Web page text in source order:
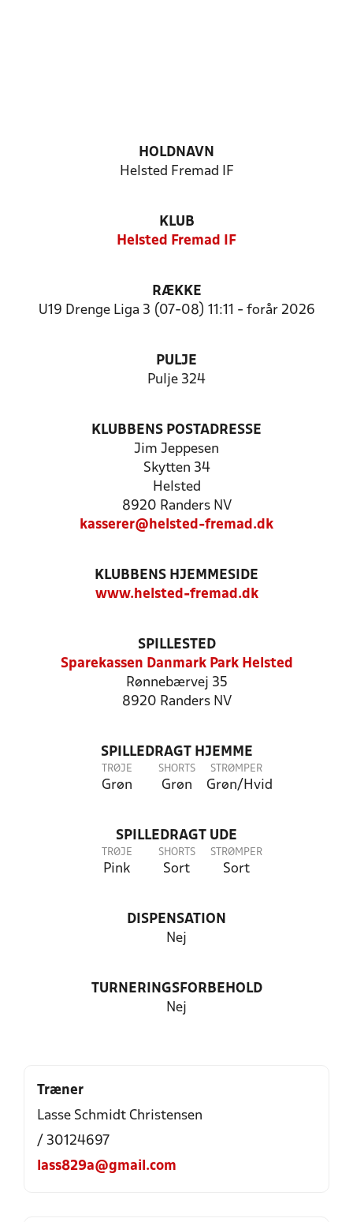
HOLDNAVN
Helsted Fremad IF
KLUB
Helsted Fremad IF
RÆKKE
U19 Drenge Liga 3 (07-08) 11:11 - forår 2026
PULJE
Pulje 324
KLUBBENS POSTADRESSE
Jim Jeppesen
Skytten 34
Helsted
8920 Randers NV
kasserer@helsted-fremad.dk
KLUBBENS HJEMMESIDE
www.helsted-fremad.dk
SPILLESTED
Sparekassen Danmark Park Helsted
Rønnebærvej 35
8920 Randers NV
SPILLEDRAGT HJEMME
TRØJE
Grøn
SHORTS
Grøn
STRØMPER
Grøn/Hvid
SPILLEDRAGT UDE
TRØJE
Pink
SHORTS
Sort
STRØMPER
Sort
DISPENSATION
Nej
TURNERINGSFORBEHOLD
Nej
Træner
Lasse Schmidt Christensen
/ 30124697
lass829a@gmail.com